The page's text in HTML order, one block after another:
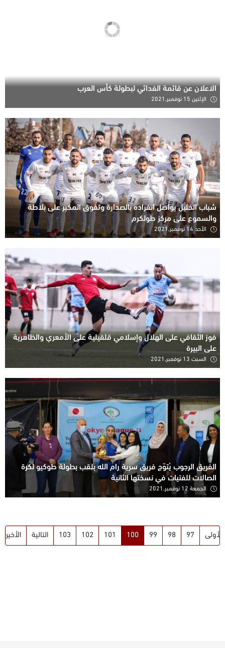
الاعلان عن قائمة الفدائي لبطولة كأس العرب
الإثنين 15 نوفمبر,2021
شباب الخليل يواصل انفراده بالصدارة وتفوق المكبر على بلاطة
والسموع على مركز طولكرم
الأحد 14 نوفمبر,2021
فوز الثقافي على الهلال وإسلامي قلقيلية على الأمعري والظاهرية
على البيرة
السبت 13 نوفمبر,2021
الفريق الرجوب يُتوّج فريق سرية رام الله بلقب بطولة طوكيو لكرة
الصالات للفتيات في نسختها الثانية
الجمعة 12 نوفمبر,2021
الأولى 97
98
99
100
101
102
103 التالية الأخيرة